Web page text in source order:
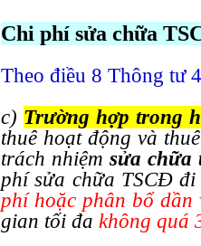
Chi phí sửa chữa
Theo điều 8 Thông tư
c) Trường hợp trong
thuê hoạt động và
trách nhiệm sửa chữa
phí sửa chữa TSCĐ
phí hoặc phân bổ dần
gian tối đa không quá